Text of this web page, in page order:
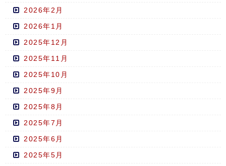
2026年2月
2026年1月
2025年12月
2025年11月
2025年10月
2025年9月
2025年8月
2025年7月
2025年6月
2025年5月